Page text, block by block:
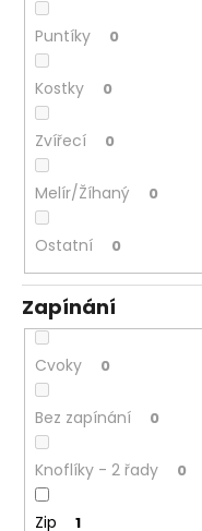
Puntíky 0
Kostky 0
Zvířecí 0
Melír/Žíhaný 0
Ostatní 0
Zapínání
Cvoky 0
Bez zapínání 0
Knoflíky - 2 řady 0
Zip 1